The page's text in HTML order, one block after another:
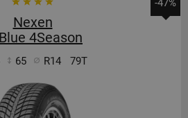
-47%
Nexen
4Season
65 R14 79T